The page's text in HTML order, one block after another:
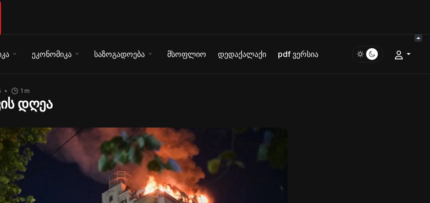
ეკონომიკა საზოგადოება მსოფლიო დედაქალაქი pdf ვერსია
1 m
დღეა